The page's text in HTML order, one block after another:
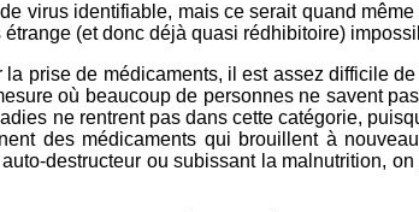
virus identifiable, mais ce serait quand
(et donc déjà quasi rédhibitoire)
prise de médicaments, il est assez difficile
où beaucoup de personnes ne savent
ne rentrent pas dans cette catégorie,
des médicaments qui brouillent à
destructeur ou subissant la malnutrition,